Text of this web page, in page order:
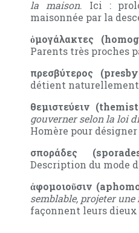
la maison. Ici :
maisonnée par la
ὁμογάλακτες
Parents très proches
πρεσβύτερος
détient naturellement
θεμιστεύειν
gouverner selon la loi
Homère pour
σποράδες
Description du mode
ἀφομοιοῦσιν
semblable, projeter une
façonnent leurs dieux